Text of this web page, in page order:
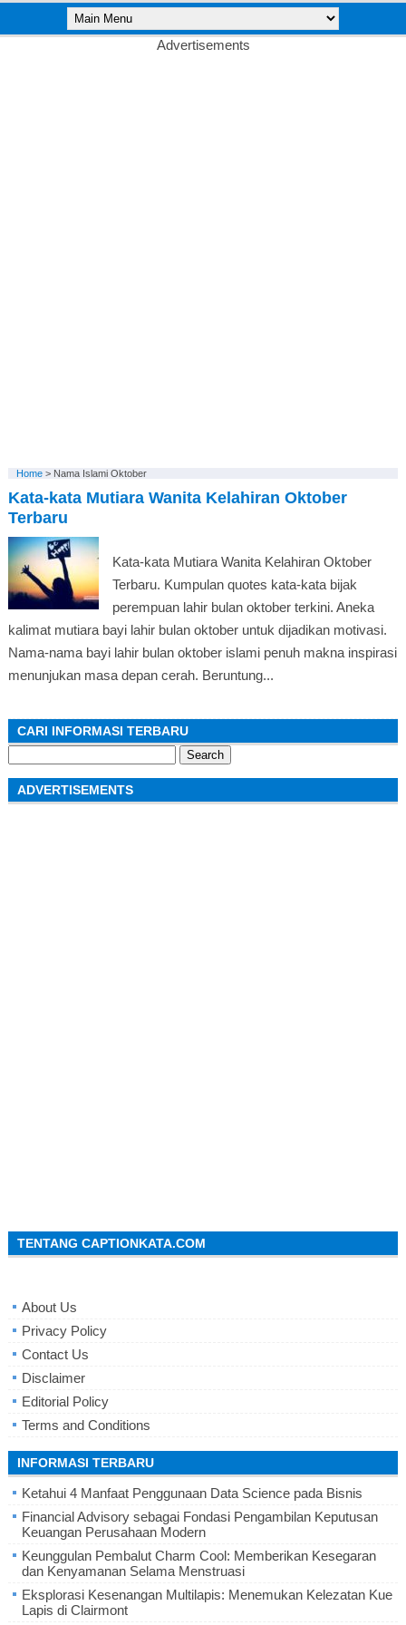
Advertisements
Home> Nama Islami Oktober
Kata-kata Mutiara Wanita Kelahiran Oktober
Terbaru
Kata-kata Mutiara Wanita Kelahiran Oktober
Terbaru. Kumpulan quotes kata-kata bijak
perempuan lahir bulan oktober terkini. Aneka
kalimat mutiara bayi lahir bulan oktober untuk dijadikan motivasi.
Nama-nama bayi lahir bulan oktober islami penuh makna inspirasi
menunjukan masa depan cerah. Beruntung...
CARI INFORMASI TERBARU
for:
ADVERTISEMENTS
TENTANG CAPTIONKATA.COM
About Us
Privacy Policy
Contact Us
Disclaimer
Editorial Policy
Terms and Conditions
INFORMASI TERBARU
Ketahui 4 Manfaat Penggunaan Data Science pada Bisnis
Financial Advisory sebagai Fondasi Pengambilan Keputusan
Keuangan Perusahaan Modern
Keunggulan Pembalut Charm Cool: Memberikan Kesegaran
dan Kenyamanan Selama Menstruasi
Eksplorasi Kesenangan Multilapis: Menemukan Kelezatan Kue
Lapis di Clairmont